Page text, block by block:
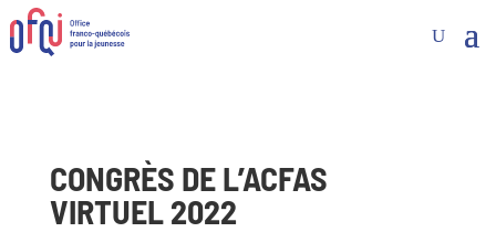
CONGRÈS DE L’ACFAS
VIRTUEL 2022